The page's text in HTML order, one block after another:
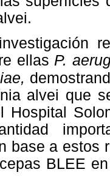
ellas P.
alvei que
Hospital
base a estos
BLEE